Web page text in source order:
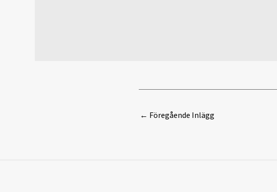
← Föregående Inlägg